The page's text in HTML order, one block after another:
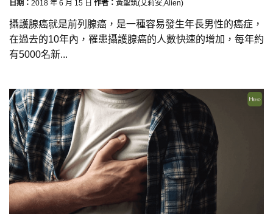
日期： 2018 年 6 月 15 日 作者： 黃聖筑(艾莉安,Alien)
攝護腺癌就是前列腺癌，是一種容易發生年長男性的癌症，
在過去的10年內，罹患攝護腺癌的人數快速的增加，每年約
有5000名新...